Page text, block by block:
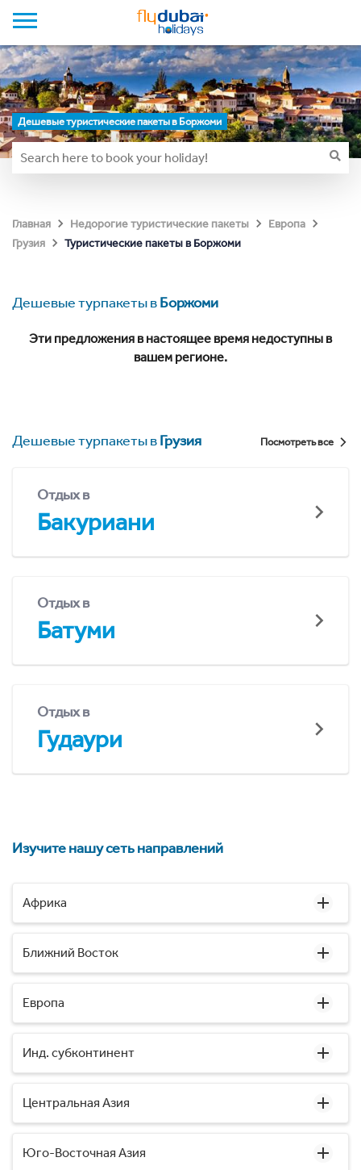
Дешевые туристические пакеты в Боржоми
Главная Недорогие туристические пакеты
Европа
Грузия
Туристические пакеты в Боржоми
Дешевые турпакеты вБоржоми
Эти предложения в настоящее время недоступны в
вашем регионе.
Дешевые турпакеты вГрузия Посмотреть все
Отдых в
Бакуриани
Отдых в
Батуми
Отдых в
Гудаури
Изучите нашу сеть направлений
Африка
Ближний Восток
Европа
Инд. субконтинент
Центральная Азия
Юго-Восточная Азия